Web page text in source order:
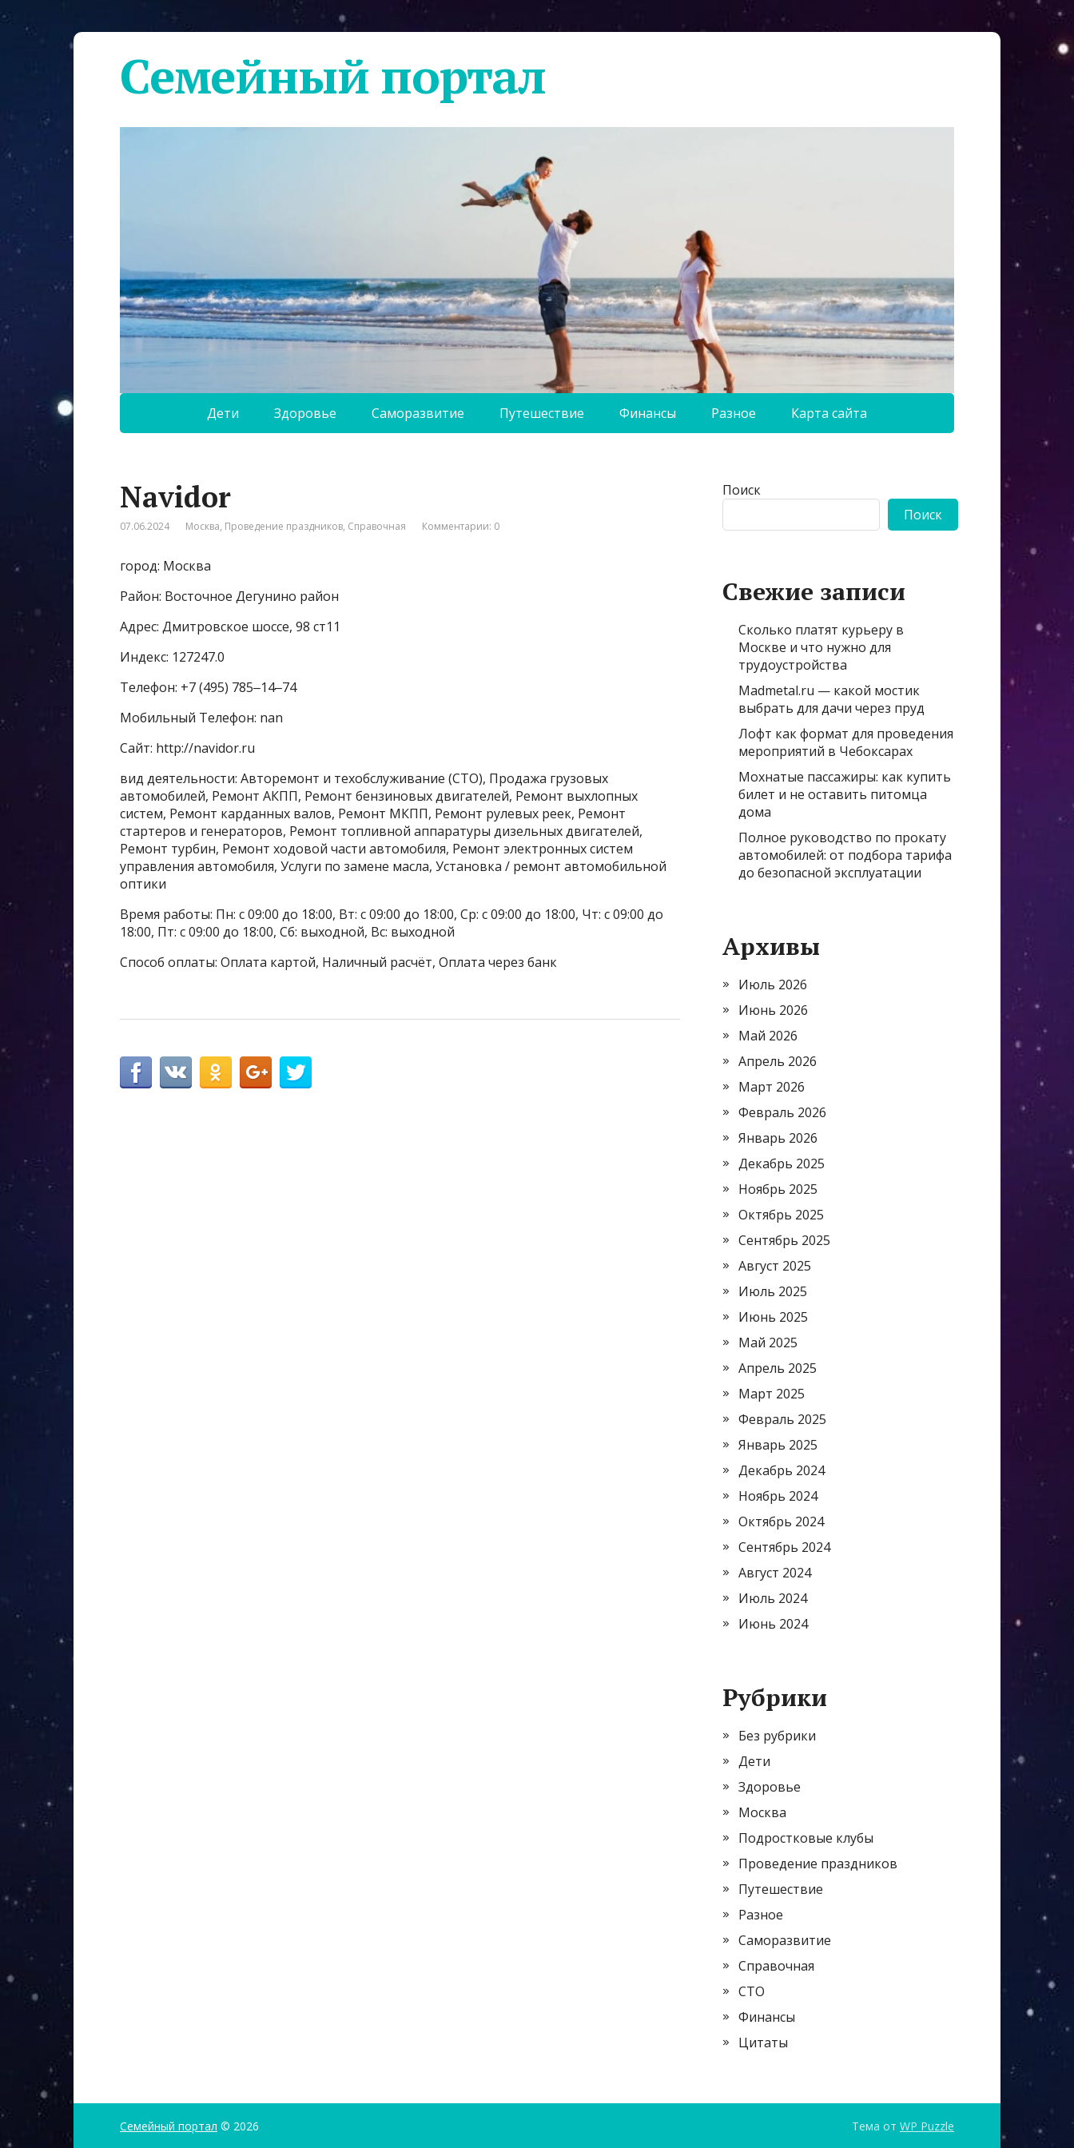
Семейный портал
Дети Здоровье Саморазвитие Путешествие Финансы Разное Карта сайта
Navidor
07.06.2024 Москва, Проведение праздников, Справочная Комментарии: 0
город: Москва
Район: Восточное Дегунино район
Адрес: Дмитровское шоссе, 98 ст11
Индекс: 127247.0
Телефон: +7 (495) 785‒14‒74
Мобильный Телефон: nan
Сайт: http://navidor.ru
вид деятельности: Авторемонт и техобслуживание (СТО), Продажа грузовых
автомобилей, Ремонт АКПП, Ремонт бензиновых двигателей, Ремонт выхлопных
систем, Ремонт карданных валов, Ремонт МКПП, Ремонт рулевых реек, Ремонт
стартеров и генераторов, Ремонт топливной аппаратуры дизельных двигателей,
Ремонт турбин, Ремонт ходовой части автомобиля, Ремонт электронных систем
управления автомобиля, Услуги по замене масла, Установка / ремонт автомобильной
оптики
Время работы: Пн: с 09:00 до 18:00, Вт: с 09:00 до 18:00, Ср: с 09:00 до 18:00, Чт: с 09:00 до
18:00, Пт: с 09:00 до 18:00, Сб: выходной, Вс: выходной
Способ оплаты: Оплата картой, Наличный расчёт, Оплата через банк
Поиск
Поиск
Свежие записи
Сколько платят курьеру в
Москве и что нужно для
трудоустройства
Madmetal.ru — какой мостик
выбрать для дачи через пруд
Лофт как формат для проведения
мероприятий в Чебоксарах
Мохнатые пассажиры: как купить
билет и не оставить питомца
дома
Полное руководство по прокату
автомобилей: от подбора тарифа
до безопасной эксплуатации
Архивы
Июль 2026
Июнь 2026
Май 2026
Апрель 2026
Март 2026
Февраль 2026
Январь 2026
Декабрь 2025
Ноябрь 2025
Октябрь 2025
Сентябрь 2025
Август 2025
Июль 2025
Июнь 2025
Май 2025
Апрель 2025
Март 2025
Февраль 2025
Январь 2025
Декабрь 2024
Ноябрь 2024
Октябрь 2024
Сентябрь 2024
Август 2024
Июль 2024
Июнь 2024
Рубрики
Без рубрики
Дети
Здоровье
Москва
Подростковые клубы
Проведение праздников
Путешествие
Разное
Саморазвитие
Справочная
СТО
Финансы
Цитаты
Семейный портал © 2026 Тема от WP Puzzle